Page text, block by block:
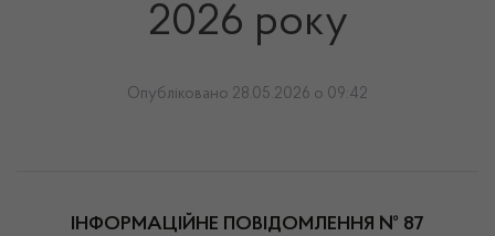
2026 року
Опубліковано 28.05.2026 о 09:42
ІНФОРМАЦІЙНЕ ПОВІДОМЛЕННЯ № 87